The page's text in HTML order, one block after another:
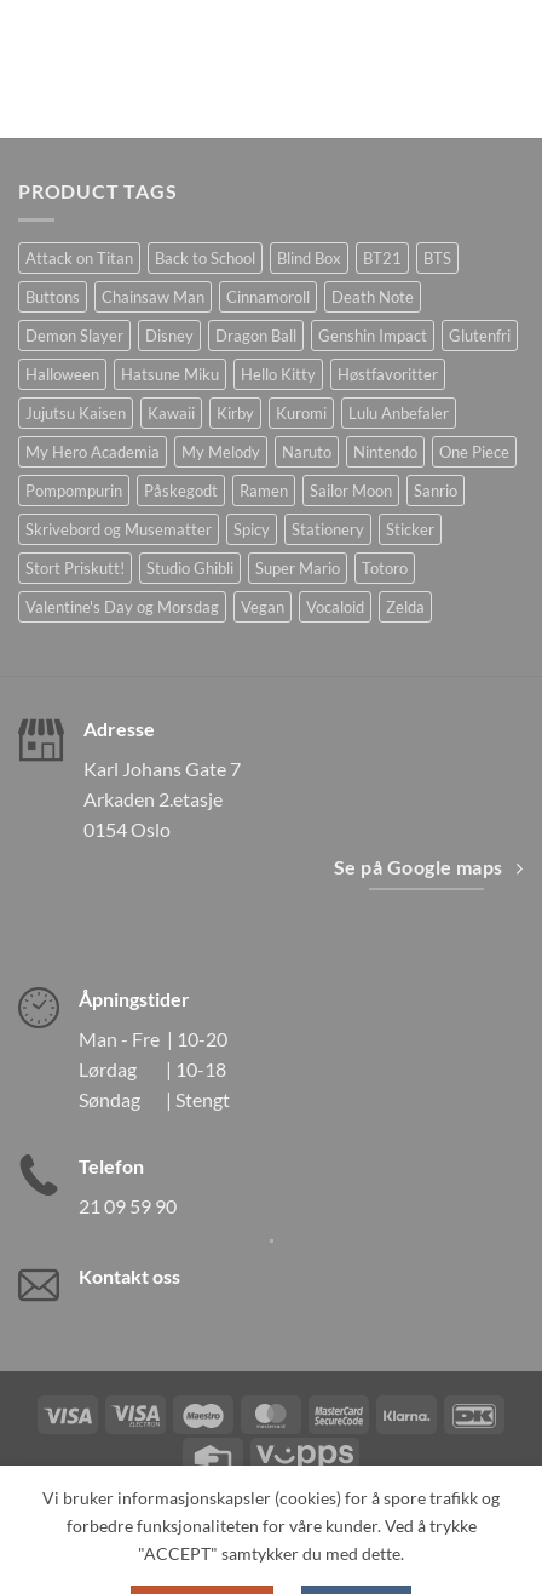
PRODUCT TAGS
Attack on Titan Back to School Blind Box BT21
BTS
Buttons
Chainsaw Man Cinnamoroll
Death Note
Demon Slayer
Disney Dragon Ball Genshin Impact
Glutenfri
Halloween
Hatsune Miku Hello Kitty
Høstfavoritter
Jujutsu Kaisen
Kawaii Kirby Kuromi
Lulu Anbefaler
My Hero Academia
My Melody Naruto Nintendo
One Piece
Pompompurin
Påskegodt Ramen Sailor Moon
Sanrio
Skrivebord og Musematter
Spicy Stationery
Sticker
Stort Priskutt!
Studio Ghibli Super Mario
Totoro
Valentine's Day og Morsdag
Vegan Vocaloid Zelda
Adresse
Karl Johans Gate 7
Arkaden 2.etasje
0154 Oslo
Se på Google maps
Åpningstider
Man - Fre | 10-20
Lørdag | 10-18
Søndag | Stengt
Telefon
21 09 59 90
Kontakt oss
Visa
Visa
Maestro MasterCardMasterCardKlarna
Credit
Vipps
TILBAKEKALLINGER KONTAKT OSS
OM OSS
SPESIALBESTILLING
MIN KONTO ALL PRODUCTS
Copyright 2026 ©Neo Tokyo by Neo Tokyo Norway AS -With Love
Vi bruker informasjonskapsler (cookies) for å spore trafikk og
forbedre funksjonaliteten for våre kunder. Ved å trykke
"ACCEPT" samtykker du med dette.